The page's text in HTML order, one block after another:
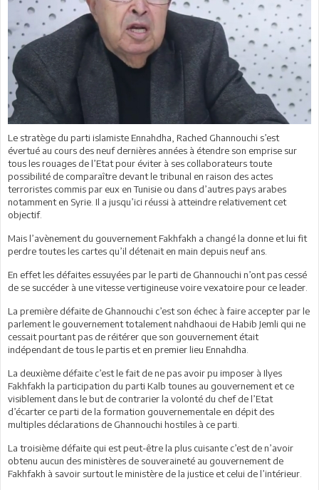
Le stratège du parti islamiste Ennahdha, Rached Ghannouchi s’est
évertué au cours des neuf dernières années à étendre son emprise sur
tous les rouages de l’Etat pour éviter à ses collaborateurs toute
possibilité de comparaître devant le tribunal en raison des actes
terroristes commis par eux en Tunisie ou dans d’autres pays arabes
notamment en Syrie. Il a jusqu’ici réussi à atteindre relativement cet
objectif.
Mais l’avènement du gouvernement Fakhfakh a changé la donne et lui fit
perdre toutes les cartes qu’il détenait en main depuis neuf ans.
En effet les défaites essuyées par le parti de Ghannouchi n’ont pas cessé
de se succéder à une vitesse vertigineuse voire vexatoire pour ce leader.
La première défaite de Ghannouchi c’est son échec à faire accepter par le
parlement le gouvernement totalement nahdhaoui de Habib Jemli qui ne
cessait pourtant pas de réitérer que son gouvernement était
indépendant de tous le partis et en premier lieu Ennahdha.
La deuxième défaite c’est le fait de ne pas avoir pu imposer à Ilyes
Fakhfakh la participation du parti Kalb tounes au gouvernement et ce
visiblement dans le but de contrarier la volonté du chef de l’Etat
d’écarter ce parti de la formation gouvernementale en dépit des
multiples déclarations de Ghannouchi hostiles à ce parti.
La troisième défaite qui est peut-être la plus cuisante c’est de n’avoir
obtenu aucun des ministères de souveraineté au gouvernement de
Fakhfakh à savoir surtout le ministère de la justice et celui de l’intérieur.